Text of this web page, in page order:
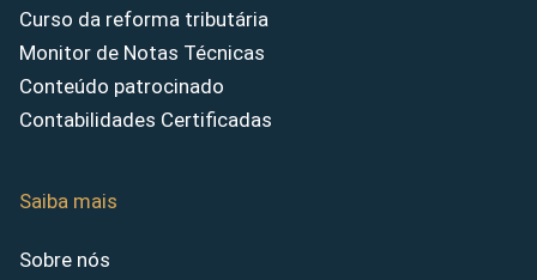
Curso da reforma tributária
Monitor de Notas Técnicas
Conteúdo patrocinado
Contabilidades Certificadas
Saiba mais
Sobre nós